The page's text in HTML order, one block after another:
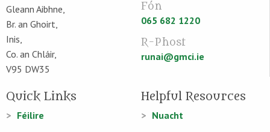
Gleann Aibhne,
Br. an Ghoirt,
Inis,
Co. an Chláir,
V95 DW35
Fón
065 682 1220
R-Phost
runai@gmci.ie
Quick Links
Féilire
Helpful Resources
Nuacht